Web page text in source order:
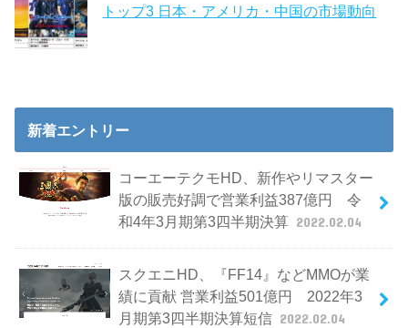
トップ3 日本・アメリカ・中国の市場動向
新着エントリー
コーエーテクモHD、新作やリマスター
版の販売好調で営業利益387億円 令
和4年3月期第3四半期決算 2022.02.04
スクエニHD、『FF14』などMMOが業
績に貢献 営業利益501億円 2022年3
月期第3四半期決算短信 2022.02.04